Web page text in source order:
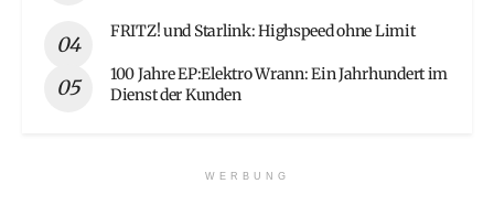
FRITZ! und Starlink: Highspeed ohne Limit
100 Jahre EP:Elektro Wrann: Ein Jahrhundert im
Dienst der Kunden
WERBUNG